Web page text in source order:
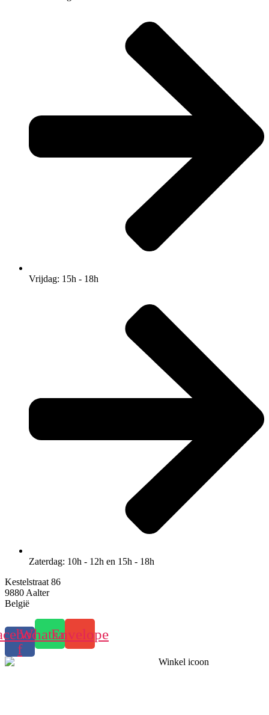
Vrijdag: 15h - 18h
Zaterdag: 10h - 12h en 15h - 18h
Kestelstraat 86
9880 Aalter
België
f
WhatsappEnvelope